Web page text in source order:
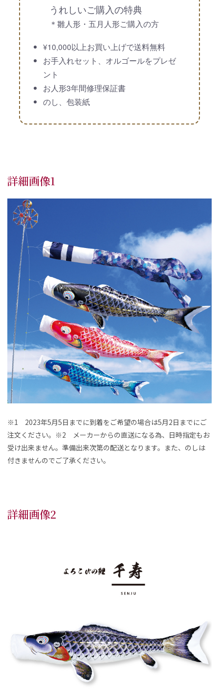
うれしいご購入の特典
＊雛人形・五月人形ご購入の方
¥10,000以上お買い上げで送料無料
お手入れセット、オルゴールをプレゼ
ント
お人形3年間修理保証書
のし、包装紙
詳細画像1
※1 2023年5月5日までに到着をご希望の場合は5月2日までにご
注文ください。※2 メーカーからの直送になる為、日時指定もお
受け出来ません。準備出来次第の配送となります。また、のしは
付きませんのでご了承ください。
詳細画像2